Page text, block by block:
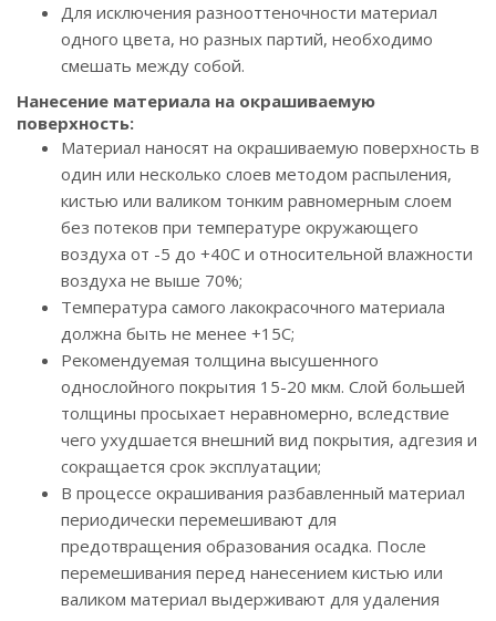
Для исключения разнооттеночности материал
одного цвета, но разных партий, необходимо
смешать между собой.
Нанесение материала на окрашиваемую
поверхность:
Материал наносят на окрашиваемую поверхность в
один или несколько слоев методом распыления,
кистью или валиком тонким равномерным слоем
без потеков при температуре окружающего
воздуха от -5 до +40С и относительной влажности
воздуха не выше 70%;
Температура самого лакокрасочного материала
должна быть не менее +15С;
Рекомендуемая толщина высушенного
однослойного покрытия 15-20 мкм. Слой большей
толщины просыхает неравномерно, вследствие
чего ухудшается внешний вид покрытия, адгезия и
сокращается срок эксплуатации;
В процессе окрашивания разбавленный материал
периодически перемешивают для
предотвращения образования осадка. После
перемешивания перед нанесением кистью или
валиком материал выдерживают для удаления